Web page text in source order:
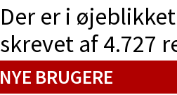
Der er i
skrevet af 4.727
NYE BRUGERE